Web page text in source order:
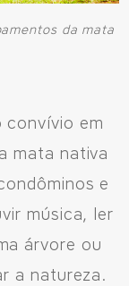
da mata
convívio em
mata nativa
e
música, ler
árvore ou
a natureza.